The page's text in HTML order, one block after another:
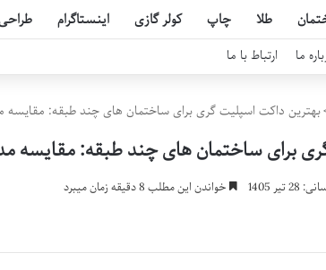
طلا چاپ کولر گازی اینستاگرام
ما ارتباط با ما
بهترین داکت اسپلیت گری برای ساختمان های چند طبقه: مقایسه
برای ساختمان های چند طبقه: مقایسه
1405 خواندن این مطلب 8 دقیقه زمان میبرد